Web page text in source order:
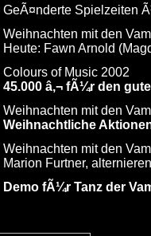
GeÃ¤nderte Spielzeiten
Weihnachten mit den
Heute: Fawn Arnold
Colours of Music 2002
45.000 â‚¬ fÃ¼r den
Weihnachten mit den
Weihnachtliche
Weihnachten mit den
Marion Furtner,
Demo fÃ¼r Tanz der